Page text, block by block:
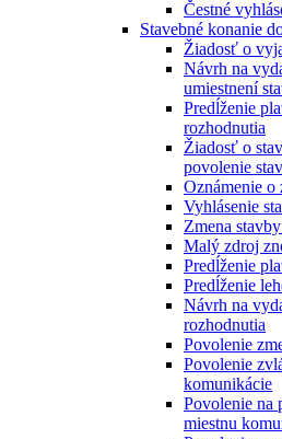
Čestné
Stavebné konanie
Žiadosť o
Návrh na
umiestnení
Predĺženie
rozhodnutia
Žiadosť o
povolenie
Oznámenie o
Vyhlásenie
Zmena
Malý zdroj
Predĺženie
Predĺženie
Návrh na
rozhodnutia
Povolenie
Povolenie
komunikácie
Povolenie na
miestnu